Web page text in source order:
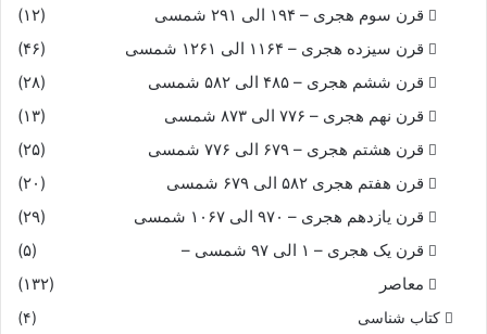
بگفتار مرد دروغ آزماى
کسى برتر از تو گرفتست جاى‏
مرا این سخن نیست با شهریار
نه از دشمنى آمدستم برنج
قرن سوم هجری – ۱۹۴ الی ۲۹۱ شمسی
(۱۲)
قرن سیزده هجری – ۱۱۶۴ الی ۱۲۶۱ شمسی
(۴۶)
قرن ششم هجری – ۴۸۵ الی ۵۸۲ شمسی
(۲۸)
قرن نهم هجری – ۷۷۶ الی ۸۷۳ شمسی
(۱۳)
قرن هشتم هجری – ۶۷۹ الی ۷۷۶ شمسی
(۲۵)
قرن هفتم هجری ۵۸۲ الی ۶۷۹ شمسی
(۲۰)
قرن یازدهم هجری – ۹۷۰ الی ۱۰۶۷ شمسی
(۲۹)
قرن یک هجری – ۱ الی ۹۷ شمسی –
(۵)
معاصر
(۱۳۲)
کتاب شناسی
(۴)